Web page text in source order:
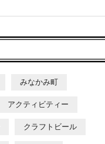
みなかみ町
アクティビティー
クラフトビール